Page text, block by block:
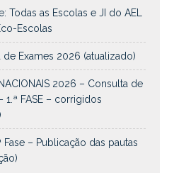
Todas as Escolas e JI do AEL
Escolas
de Exames 2026 (atualizado)
2026 – Consulta de
1.ª FASE – corrigidos
Fase – Publicação das pautas